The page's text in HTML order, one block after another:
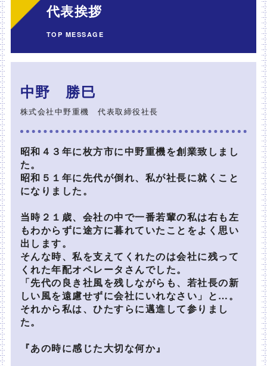
代表挨拶
TOP MESSAGE
中野 勝巳
株式会社中野重機 代表取締役社長
昭和４３年に枚方市に中野重機を創業致しまし
た。
昭和５１年に先代が倒れ、私が社長に就くこと
になりました。
当時２１歳、会社の中で一番若輩の私は右も左
もわからずに途方に暮れていたことをよく思い
出します。
そんな時、私を支えてくれたのは会社に残って
くれた年配オペレータさんでした。
「先代の良き社風を残しながらも、若社長の新
しい風を遠慮せずに会社にいれなさい」と…。
それから私は、ひたすらに邁進して参りまし
た。
『あの時に感じた大切な何か』